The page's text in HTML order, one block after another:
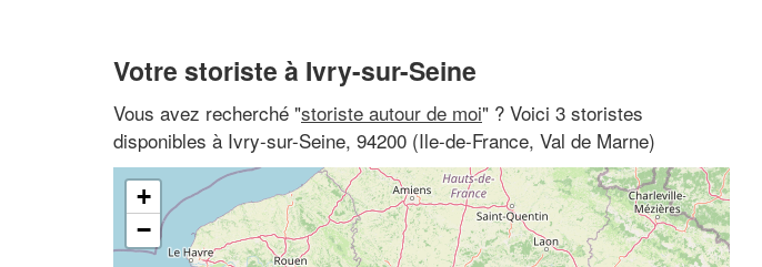
Votre storiste à Ivry-sur-Seine
Vous avez recherché "storiste autour de moi" ? Voici 3 storistes
disponibles à Ivry-sur-Seine, 94200 (Ile-de-France, Val de Marne)
+
−